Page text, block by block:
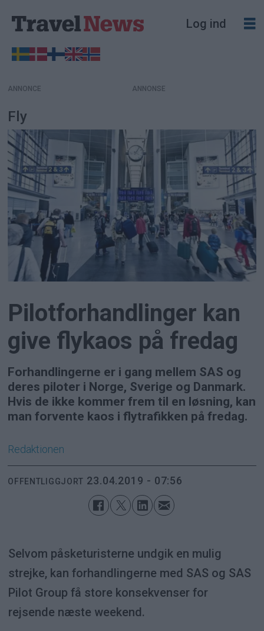
Log ind
ANNONCE
Fly
Pilotforhandlinger kan
give flykaos på fredag
Forhandlingerne er i gang mellem SAS og
deres piloter i Norge, Sverige og Danmark.
Hvis de ikke kommer frem til en løsning, kan
man forvente kaos i flytrafikken på fredag.
Redaktionen
OFFENTLIGGJORT 23.04.2019 - 07:56
Selvom påsketuristerne undgik en mulig
strejke, kan forhandlingerne med SAS og SAS
Pilot Group få store konsekvenser for
rejsende næste weekend.